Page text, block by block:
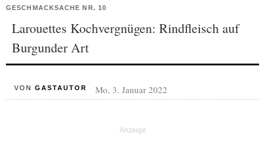
GESCHMACKSACHE NR. 10
Larouettes Kochvergnügen: Rindfleisch auf
Burgunder Art
VON GASTAUTOR Mo, 3. Januar 2022